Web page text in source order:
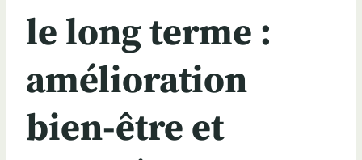
le long terme :
amélioration
bien-être et